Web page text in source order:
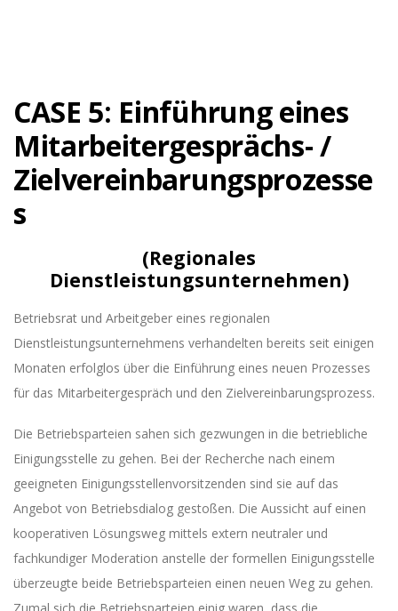
CASE 5: Einführung eines
Mitarbeitergesprächs- /
Zielvereinbarungsprozesse
s
(Regionales
Dienstleistungsunternehmen)
Betriebsrat und Arbeitgeber eines regionalen
Dienstleistungsunternehmens verhandelten bereits seit einigen
Monaten erfolglos über die Einführung eines neuen Prozesses
für das Mitarbeitergespräch und den Zielvereinbarungsprozess.
Die Betriebsparteien sahen sich gezwungen in die betriebliche
Einigungsstelle zu gehen. Bei der Recherche nach einem
geeigneten Einigungsstellenvorsitzenden sind sie auf das
Angebot von Betriebsdialog gestoßen. Die Aussicht auf einen
kooperativen Lösungsweg mittels extern neutraler und
fachkundiger Moderation anstelle der formellen Einigungsstelle
überzeugte beide Betriebsparteien einen neuen Weg zu gehen.